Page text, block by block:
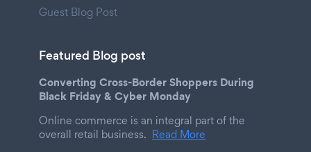
Guest Blog Post
Featured Blog post
Converting Cross-Border Shoppers During
Black Friday & Cyber Monday
Online commerce is an integral part of the
overall retail business. Read More